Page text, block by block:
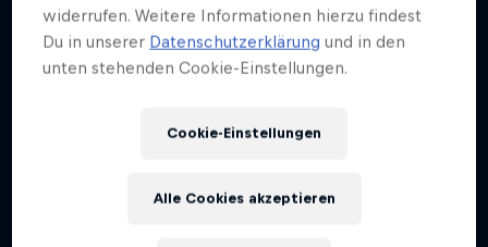
F1
1 Staffel · 10 Folgen
widerrufen. Weitere Informationen hierzu findest
Du in unserer Datenschutzerklärung und in den
unten stehenden Cookie-Einstellungen.
Cookie-Einstellungen
Alle Cookies akzeptieren